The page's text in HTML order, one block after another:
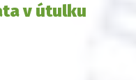
v útulku